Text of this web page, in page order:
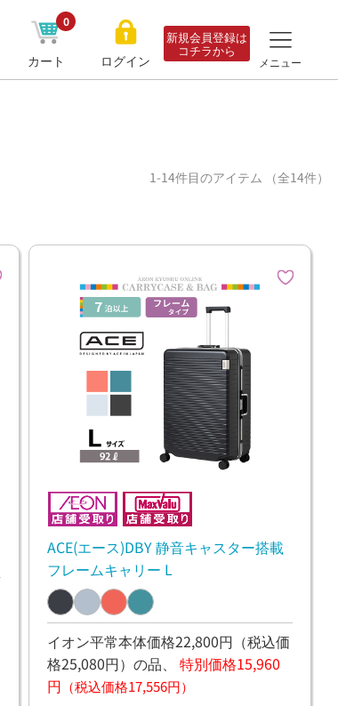
カート
0
ログイン
新規会員登録は
コチラから
メニュー
1-14件目のアイテム （全14件）
ACE(エース)DBY 静音キャスター搭載
フレームキャリー L
イオン平常本体価格22,800円 （税込価
格25,080円） の品、 特別価格15,960
円 （税込価格17,556円）